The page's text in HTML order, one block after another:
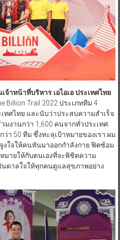
าหน้าที่บริหาร เอไอเอ ประเทศไทย
Billion Trail 2022 ประเภททีม 4
ทศไทย และนับว่าประสบความสำเร็จ
มงานกว่า 1,600 คนจากทั่วประเทศ
า 50 ทีม ซึ่งทะลุเป้าหมายของเรา ผม
งใจให้คนหันมาออกกำลังกาย ฟิตซ้อม
มายให้กับตนเองที่จะพิชิตความ
ดาลใจให้ทุกคนดูแลสุขภาพอย่าง